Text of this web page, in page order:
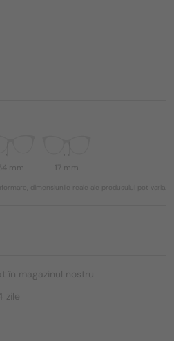
mm 17 mm
dimensiunile reale ale produsului pot varia.
în magazinul nostru
zile